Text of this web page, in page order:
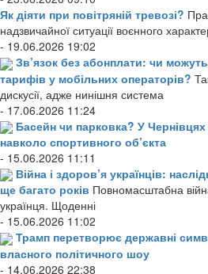
Як діяти при повітряній тревозі?
надзвичайної ситуації воєнного
- 19.06.2026 19:02
Зв’язок без абонплати: чи
тарифів у мобільних операторів?
дискусії, адже нинішня система
- 17.06.2026 11:24
Басейн чи парковка? У Чернівцях
навколо спортивного об’єкта
- 15.06.2026 11:11
Війна і здоров’я українців:
ще багато років Повномасштабна
українця. Щоденні
- 15.06.2026 11:02
Трамп перетворює державні
власного політичного шоу
- 14.06.2026 22:38